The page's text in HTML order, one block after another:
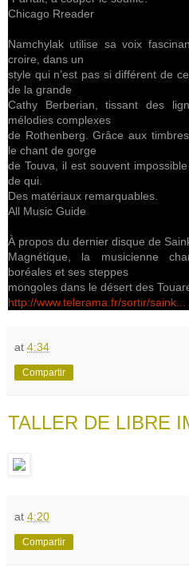
Chicago Rreader
Namchylak utilise sa voix
croire, dans un
style qui n’est pas si différent de
de la grande
Cathy Berberian, tissant des
mélodies complexes
de Rothenberg. Grâce aux
le chant de gorge
de Touva, il est souvent
de qui.
Des matériaux remarquables.
All Music Guide
À propos du dernier disque de
Magnétique, la musicienne
boréales et ses steppes
mongoles dans le désert des
http://www.telerama.fr/sortir/saink...
at 4:34
Compartir
TALLER DE LIBRE
at 4:20
Compartir